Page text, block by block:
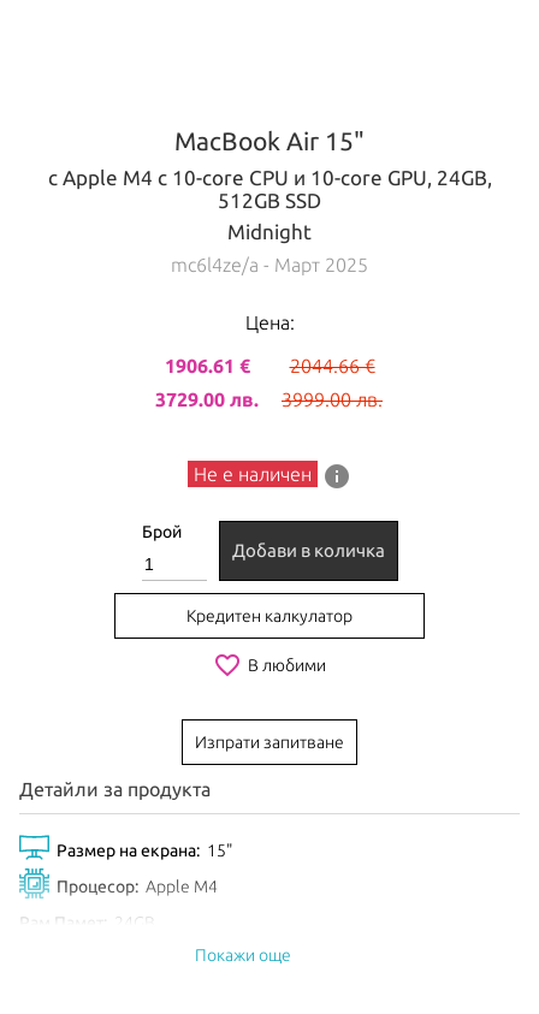
MacBook Air 15"
с Apple M4 с 10-core CPU и 10-core GPU, 24GB,
512GB SSD
Midnight
mc6l4ze/a - Март 2025
Цена:
1906.61 €
2044.66 €
3729.00 лв.
3999.00 лв.
Не е наличен info
Брой
Добави в количка
Кредитен калкулатор
favorite_border В любими
Изпрати запитване
Детайли за продукта
Размер на екрана: 15"
Процесор: Apple M4
Рам Памет:
24GB
512GB SSD
Покажи още